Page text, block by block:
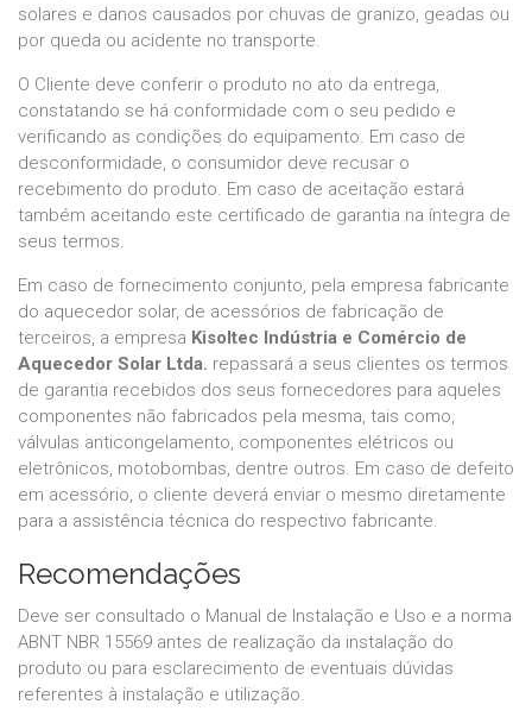
solares e danos causados por chuvas de granizo, geadas ou
por queda ou acidente no transporte.
O Cliente deve conferir o produto no ato da entrega,
constatando se há conformidade com o seu pedido e
verificando as condições do equipamento. Em caso de
desconformidade, o consumidor deve recusar o
recebimento do produto. Em caso de aceitação estará
também aceitando este certificado de garantia na íntegra de
seus termos.
Em caso de fornecimento conjunto, pela empresa fabricante
do aquecedor solar, de acessórios de fabricação de
terceiros, a empresa Kisoltec Indústria e Comércio de
Aquecedor Solar Ltda. repassará a seus clientes os termos
de garantia recebidos dos seus fornecedores para aqueles
componentes não fabricados pela mesma, tais como,
válvulas anticongelamento, componentes elétricos ou
eletrônicos, motobombas, dentre outros. Em caso de defeito
em acessório, o cliente deverá enviar o mesmo diretamente
para a assistência técnica do respectivo fabricante.
Recomendações
Deve ser consultado o Manual de Instalação e Uso e a norma
ABNT NBR 15569 antes de realização da instalação do
produto ou para esclarecimento de eventuais dúvidas
referentes à instalação e utilização.